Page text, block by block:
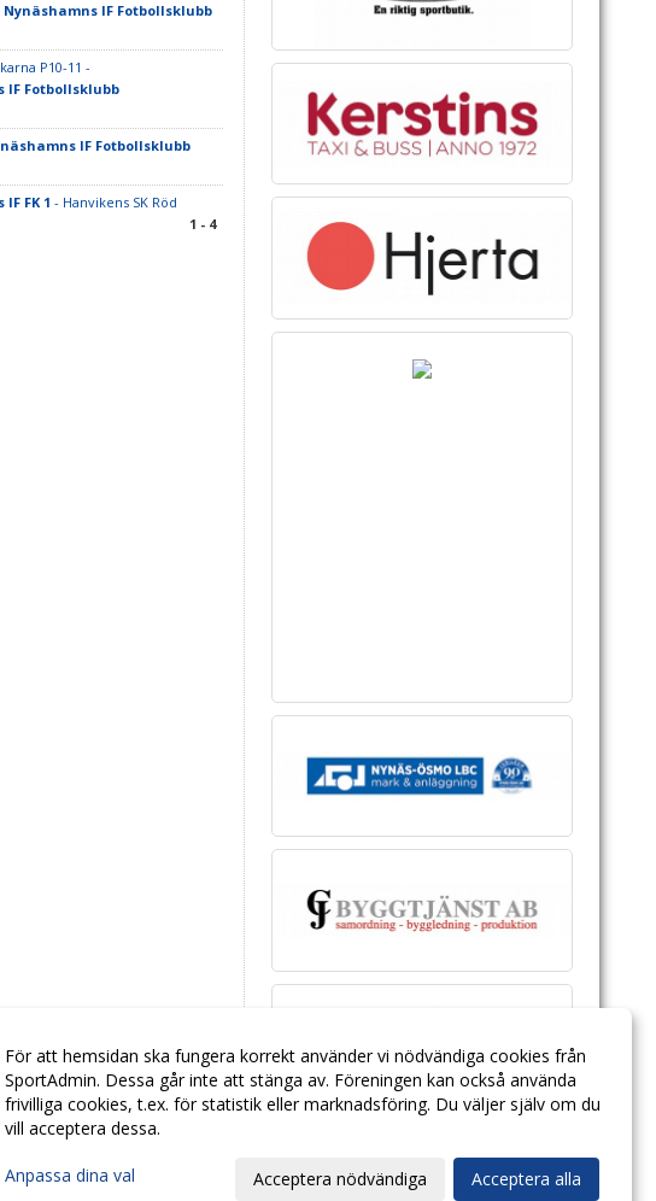
Nynäshamns IF Fotbollsklubb
P10-11 -
IF Fotbollsklubb
IF Fotbollsklubb
FK 1 - Hanvikens SK Röd
1 - 4
För att hemsidan ska fungera korrekt använder vi nödvändiga cookies från
SportAdmin. Dessa går inte att stänga av. Föreningen kan också använda
frivilliga cookies, t.ex. för statistik eller marknadsföring. Du väljer själv om du
vill acceptera dessa.
Anpassa dina val Acceptera nödvändiga Acceptera alla